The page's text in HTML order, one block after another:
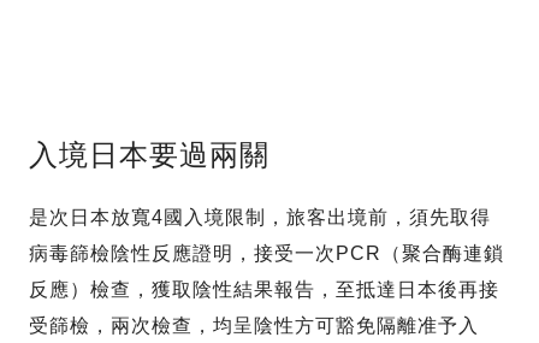
入境日本要過兩關
是次日本放寬4國入境限制，旅客出境前，須先取得
病毒篩檢陰性反應證明，接受一次PCR（聚合酶連鎖
反應）檢查，獲取陰性結果報告，至抵達日本後再接
受篩檢，兩次檢查，均呈陰性方可豁免隔離准予入